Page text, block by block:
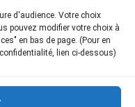
d'audience. Votre choix
pouvez modifier votre choix à
en bas de page. (Pour en
lien ci-dessous)
newsletter